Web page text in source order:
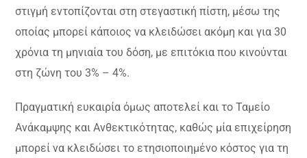
στιγμή εντοπίζονται στη στεγαστική πίστη, μέσω της
οποίας μπορεί κάποιος να κλειδώσει ακόμη και για 30
χρόνια τη μηνιαία του δόση, με επιτόκια που κινούνται
στη ζώνη του 3% – 4%.
Πραγματική ευκαιρία όμως αποτελεί και το Ταμείο
Ανάκαμψης και Ανθεκτικότητας, καθώς μία επιχείρηση
μπορεί να κλειδώσει το ετησιοποιημένο κόστος για τη